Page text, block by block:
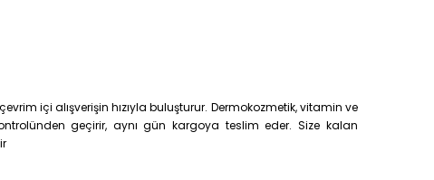
içi alışverişin hızıyla buluşturur. Dermokozmetik, vitamin ve
geçirir, aynı gün kargoya teslim eder. Size kalan